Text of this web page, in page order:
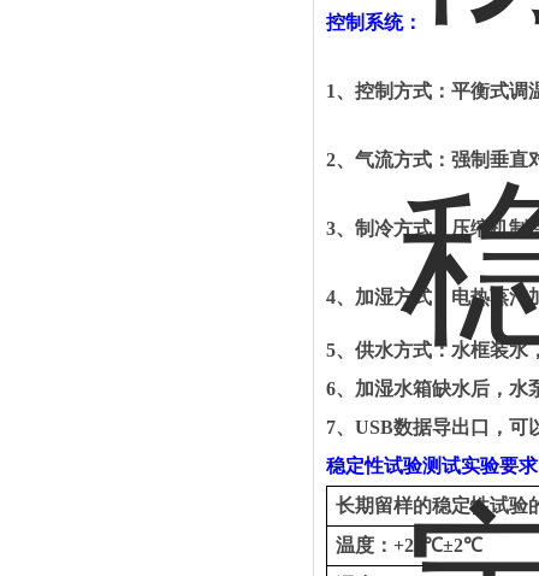
控制系统：
1、 控制方式：平衡式调
2、 气流方式：强制垂直
3、 制冷方式：压缩机制
4、 加湿方式：电热蒸汽
5、 供水方式：水框装水
6、 加湿水箱缺水后，水
7、 USB数据导出口，可
稳定性试验测试实验要求
长期留样的稳定性试验
温度： +25 ℃±2℃